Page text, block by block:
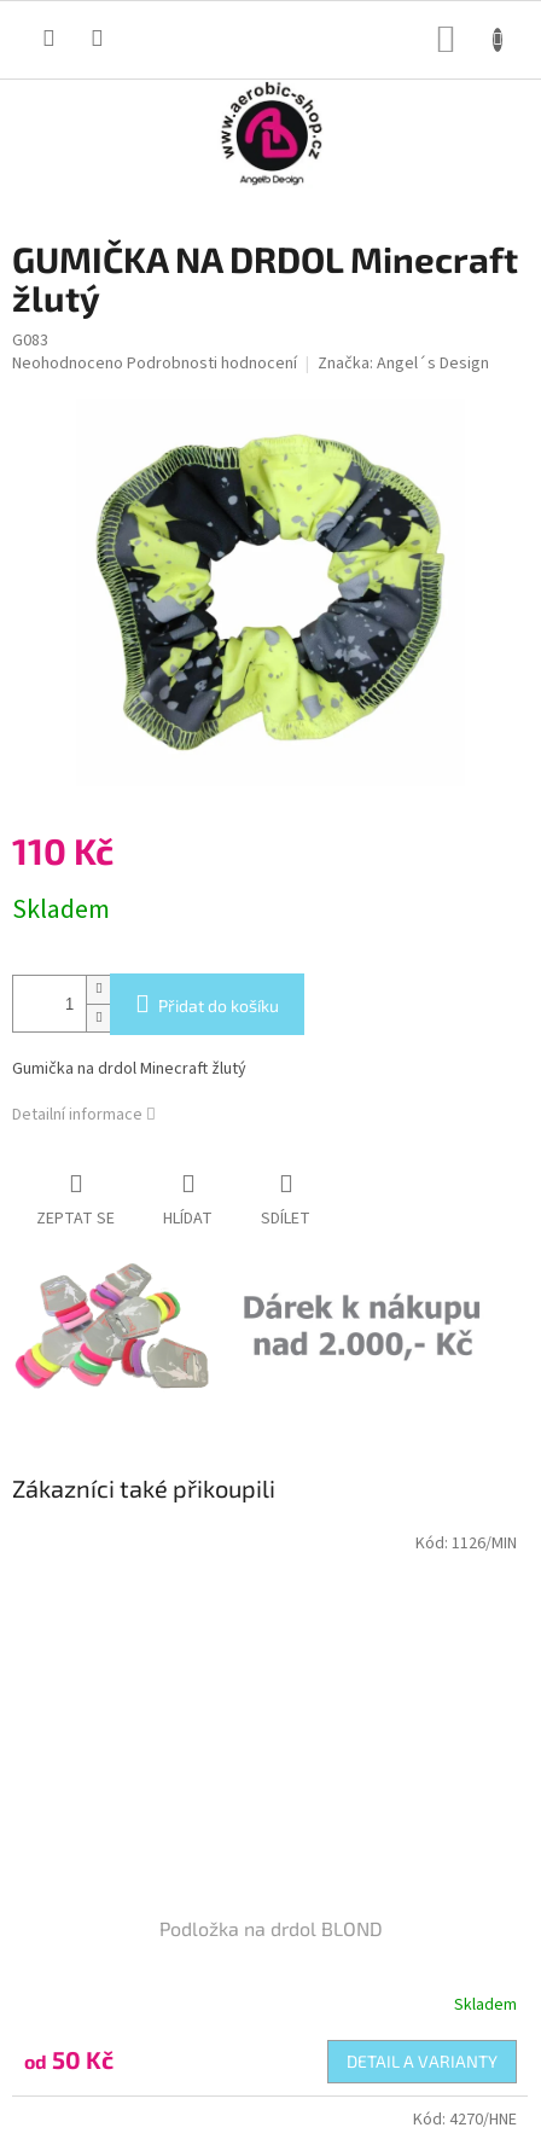
GUMIČKA NA DRDOL Minecraft
žlutý
G083
Průměrné
Neohodnoceno Podrobnosti hodnocení Značka: Angel´s Design
110 Kč
cena:
Skladem
Přidat do košíku
Gumička na drdol Minecraft žlutý
Detailní informace
ZEPTAT SE HLÍDAT SDÍLET
Zákazníci také přikoupili
Podložka na drdol BLOND
Skladem
od 50 Kč DETAIL A VARIANTY
Kód: 1126/MIN
Kód: 4270/HNE